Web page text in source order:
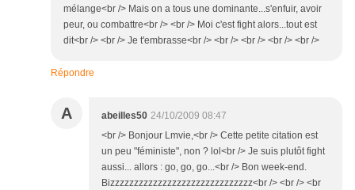
mélange<br /> Mais on a tous une dominante...s'enfuir, avoir
peur, ou combattre<br /> <br /> Moi c'est fight alors...tout est
dit<br /> <br /> Je t'embrasse<br /> <br /> <br /> <br /> <br />
Répondre
A abeilles50 24/10/2009 08:47
<br /> Bonjour Lmvie,<br /> Cette petite citation est
un peu "féministe", non ? lol<br /> Je suis plutôt fight
aussi... allors : go, go, go...<br /> Bon week-end.
Bizzzzzzzzzzzzzzzzzzzzzzzzzzzzzz<br /> <br /> <br